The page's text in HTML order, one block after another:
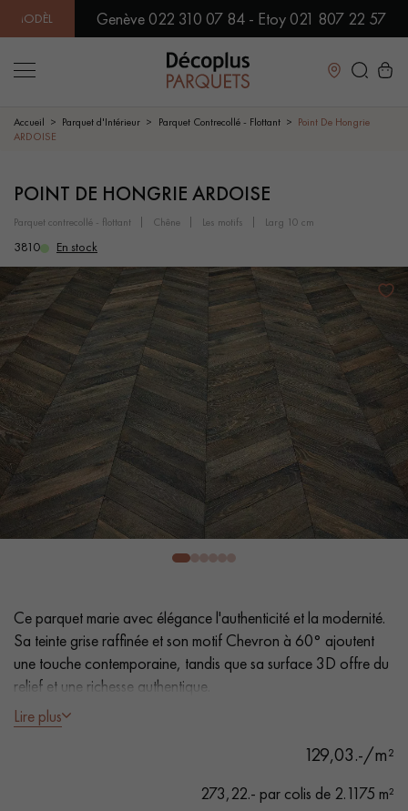
EN SHOWROOM | DISPONIBILITÉ IMMÉDIATE |
Genève 022 310 07 84 - Etoy 021 807 22 57
Fermer
PARQUET MASSIF
PARQUET CONTRECOLLÉ -
SOL PLAQUÉ BOIS VERITABLES
PARQUETS À MOTIFS
TRADITIONNELS
PARQUET EN BOIS EXOTIQUE PARQUET VERNIS
PARQUET HUILÉ PARQUET EN BOIS BRUT
PARQUET VIEILLI PARQUET EN CHÊNE FUMÉ
PARQUET LAMES LARGES XXL PARQUET EN CHÊNE
ACCESSOIRES PARQUET
D'INTÉRIEUR
Nos conseillers sont disponibles au
022 310 07 84
VOUS AVEZ UN PROJET ?
Nos experts sont à votre disposition pour vous guider pas à
Accueil Parquet d'Intérieur Parquet Contrecollé - Flottant
Point De Hongrie
ARDOISE
POINT DE HONGRIE ARDOISE
parquet contrecollé - flottant chêne les motifs larg 10 cm
3810 En stock
Ce parquet marie avec élégance l'authenticité et la modernité.
Sa teinte grise raffinée et son motif Chevron à 60° ajoutent
une touche contemporaine, tandis que sa surface 3D offre du
relief et une richesse authentique.
- Lames Largeur 10,2 cm
- Sciage naturel, Effet 3D, Chanfreins des 4 côtés
Lire plus
129,03.-/m²
273,22.- par colis de 2.1175 m²